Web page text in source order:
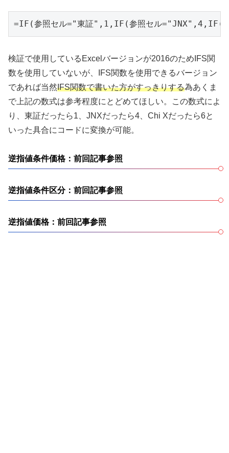
=IF(参照セル="東証",1,IF(参照セル
検証で使用しているExcelバージョンが2016のためIFS関
数を使用していないが、IFS関数を使用できるバージョン
であれば当然IFS関数で書いた方がすっきりする為あくま
で上記の数式は参考程度にとどめてほしい。この数式によ
り、東証だったら1、JNXだったら4、Chi Xだったら6と
いった具合にコードに変換が可能。
逆指値条件価格：前回記事参照
逆指値条件区分：前回記事参照
逆指値価格：前回記事参照